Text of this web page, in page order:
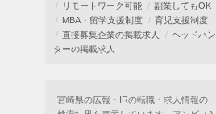
リモートワーク可能
副業してもOK
MBA・留学支援制度
育児支援制度
直接募集企業の掲載求人
ヘッドハン
ターの掲載求人
宮崎県の広報・IRの転職・求人情報の